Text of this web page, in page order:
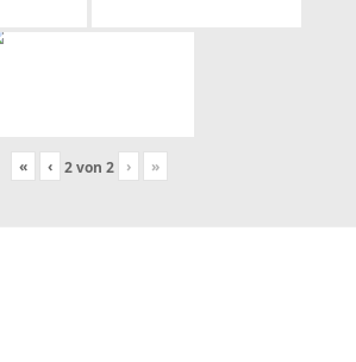
« ‹ 2von 2 › »